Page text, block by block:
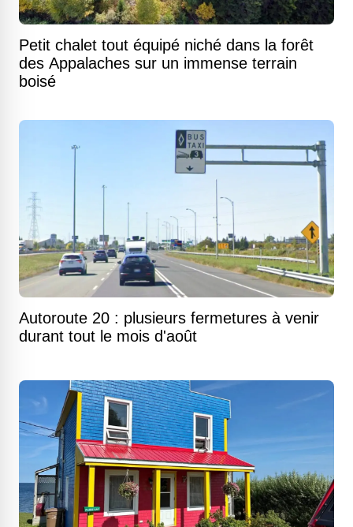
Petit chalet tout équipé niché dans la forêt
des Appalaches sur un immense terrain
boisé
Autoroute 20 : plusieurs fermetures à venir
durant tout le mois d'août